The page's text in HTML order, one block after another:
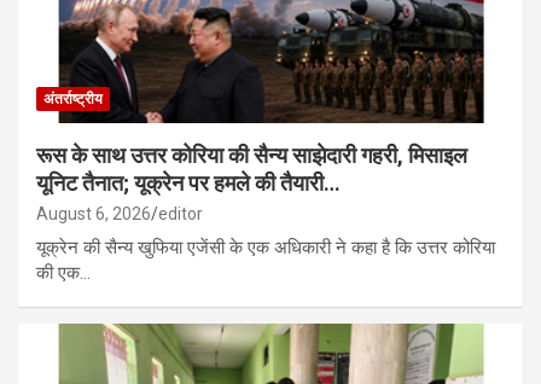
अंतर्राष्ट्रीय
रूस के साथ उत्तर कोरिया की सैन्य साझेदारी गहरी, मिसाइल
यूनिट तैनात; यूक्रेन पर हमले की तैयारी…
August 6, 2026 editor
यूक्रेन की सैन्य खुफिया एजेंसी के एक अधिकारी ने कहा है कि उत्तर कोरिया
की एक…